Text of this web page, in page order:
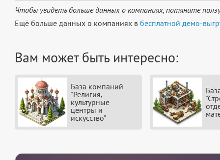
Чтобы увидеть больше данных о компаниях, потяните
Ещё больше данных о компаниях в бесплатной демо-
Вам может быть интересно:
База компаний
"Религия,
культурные
центры и
искусство"